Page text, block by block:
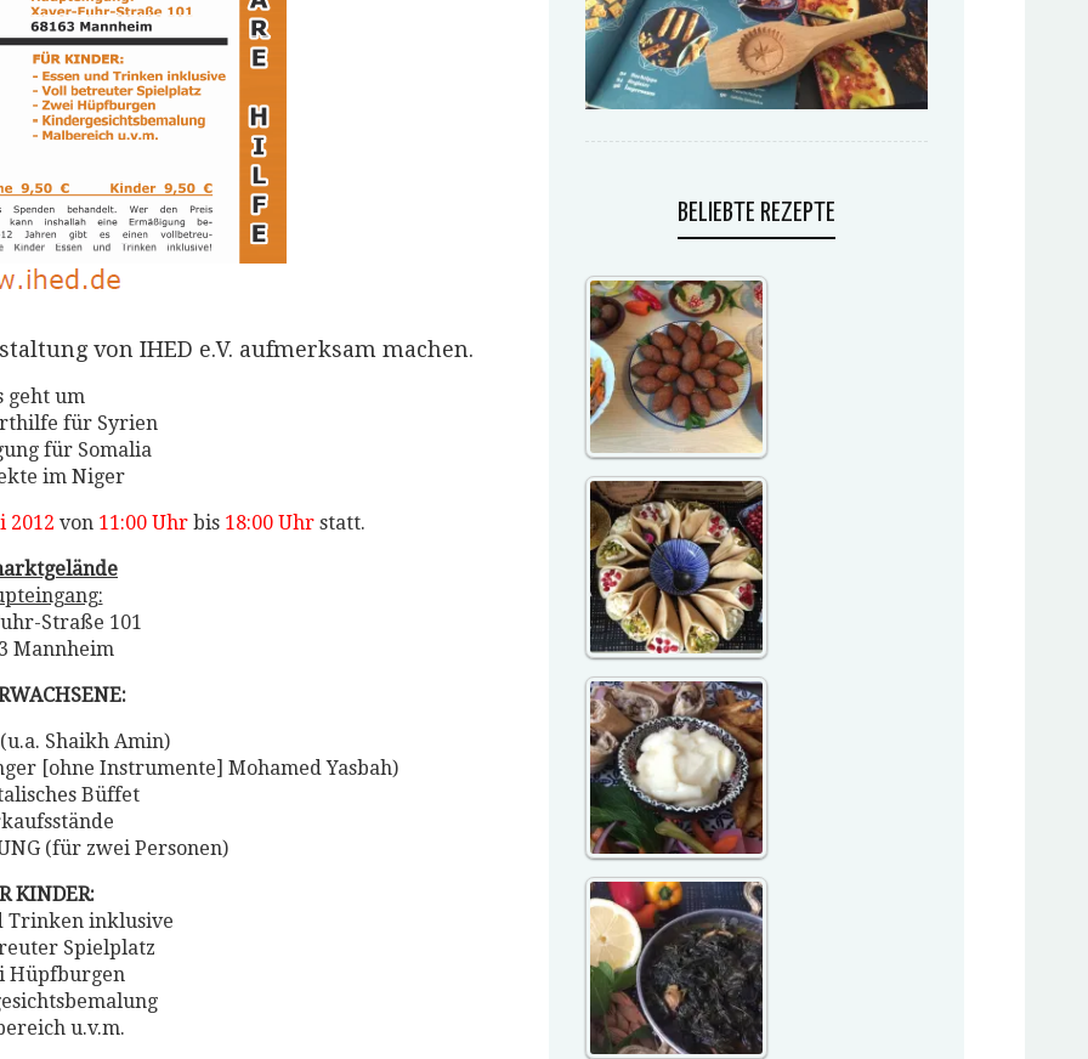
von IHED e.V. aufmerksam machen.
geht um
für Syrien
für Somalia
im Niger
2012 von 11:00 Uhrbis 18:00 Uhrstatt.
Straße 101
Mannheim
Shaikh Amin)
[ohne Instrumente] Mohamed Yasbah)
Büffet
(für zwei Personen)
KINDER:
Trinken inklusive
Spielplatz
Hüpfburgen
u.v.m.
BELIEBTE REZEPTE